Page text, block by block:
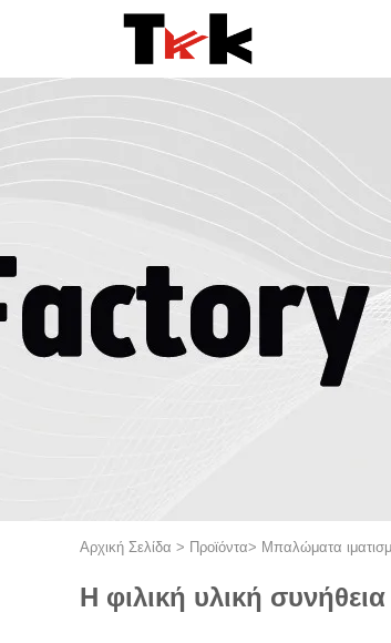
Αρχική Σελίδα > Προϊόντα> Μπαλώματα
Η φιλική υλική